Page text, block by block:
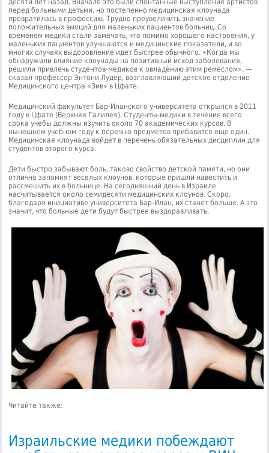
десяти лет назад. Вначале это были спонтанные выступления артистов
перед больными детьми, но постепенно медицинская клоунада
превратилась в профессию. Трудно преувеличить значение
положительных эмоций для маленьких пациентов больниц. Со
временем медики стали замечать, что помимо хорошего настроения, у
маленьких пациентов улучшаются и медицинские показатели, и во
многих случаях выдоровление идет быстрее обычного. «Когда мы
обнаружили влияние клоунады на позитивный исход заболевания,
решили привлечь студентов-медиков к овладению этим ремеслом», —
сказал профессор Энтони Лудер, возглавляющий детское отделение
Медицинского центра «Зив» в Цфате.
Медицинский факультет Бар-Иланского университета открылся в 2011
году в Цфате (Верхняя Галилея). Студенты-медики в течение всего
срока учебы должны изучить около 70 академических курсов. В
нынешнем учебном году к перечню предметов прибавится еще один.
Медицинская клоунада войдет в перечень обязательных дисциплин для
студентов второго курса.
Дети быстро забывают боль, таково свойство детской памяти, но они
отлично запомнят веселых клоунов, которые пришли навестить и
рассмешить их в больнице. На сегодняшний день в Израиле
насчитывается около семидесяти медицинских клоунов. Скоро,
благодаря инициативе университета Бар-Илан, их станет больше. А это
значит, что больные дети будут быстрее выздоравливать.
Читайте также:
Израильские медики побеждают